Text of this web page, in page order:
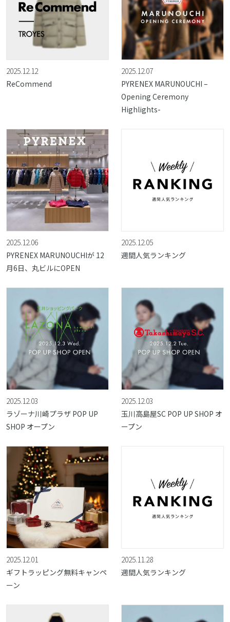
2025.12.12
ReCommend
2025.12.07
PYRENEX MARUNOUCHI –
Opening Ceremony
Highlights-
2025.12.06
PYRENEX MARUNOUCHIが 12
月6日、丸ビルにOPEN
2025.12.05
週間人気ランキング
2025.12.03
ラゾーナ川崎プラザ POP UP
SHOP オープン
2025.12.03
玉川高島屋SC POP UP SHOP オ
ープン
2025.12.01
ギフトラッピング無料キャンペ
ーン
2025.11.28
週間人気ランキング